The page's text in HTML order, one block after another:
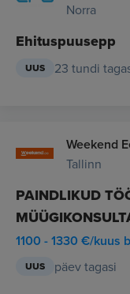
Norra
Ehituspuusepp
UUS 23 tundi
Weekend
Tallinn
PAINDLIKUD
1100 - 1330 €/kuus
UUS päev tagasi